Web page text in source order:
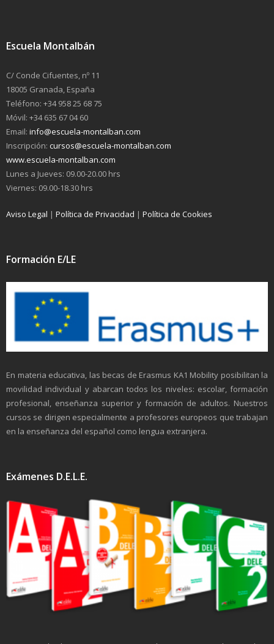
Escuela Montalbán
C/ Conde Cifuentes, nº 11
18005 Granada, España
Teléfono: +34 958 25 68 75
Móvil: +34 635 67 04 60
Email: info@escuela-montalban.com
Inscripción: cursos@escuela-montalban.com
www.escuela-montalban.com
Lunes a Jueves: 09.00-20.00 hrs
Viernes: 09.00-18.30 hrs
Aviso Legal | Política de Privacidad | Política de Cookies
Formación E/LE
En materia educativa, las becas de Erasmus KA1 Mobility posibilitan la
movilidad individual y abarcan todos los niveles: escolar, formación
profesional, enseñanza superior y formación de adultos. Nuestros
cursos se dirigen especialmente a profesores europeos que trabajan
en la enseñanza del español como lengua extranjera.
Exámenes D.E.L.E.